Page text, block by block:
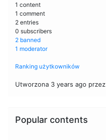
1 content
1 comment
2 entries
0 subscribers
2 banned
1 moderator
Ranking użytkowników
Utworzona 3 years ago przez
Popular contents